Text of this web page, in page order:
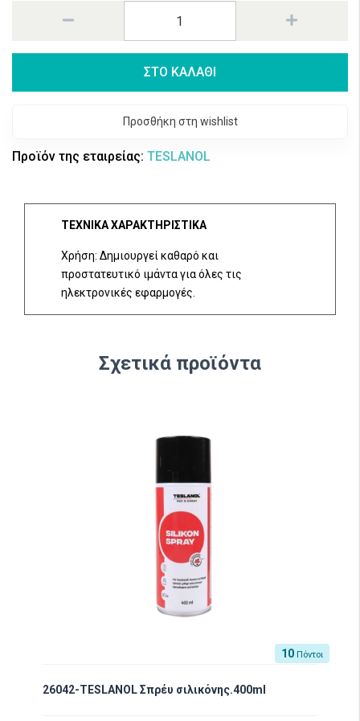
ΣΤΟ ΚΑΛΑΘΙ
Προσθήκη στη wishlist
Προϊόν της εταιρείας: TESLANOL
ΤΕΧΝΙΚΑ ΧΑΡΑΚΤΗΡΙΣΤΙΚΑ
Χρήση: Δημιουργεί καθαρό και
προστατευτικό ιμάντα για όλες τις
ηλεκτρονικές εφαρμογές.
Σχετικά προϊόντα
10 Πόντοι
26042-TESLANOL Σπρέυ σιλικόνης.400ml